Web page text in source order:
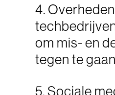
4.
om mis- en
tegen te gaan
5. Sociale